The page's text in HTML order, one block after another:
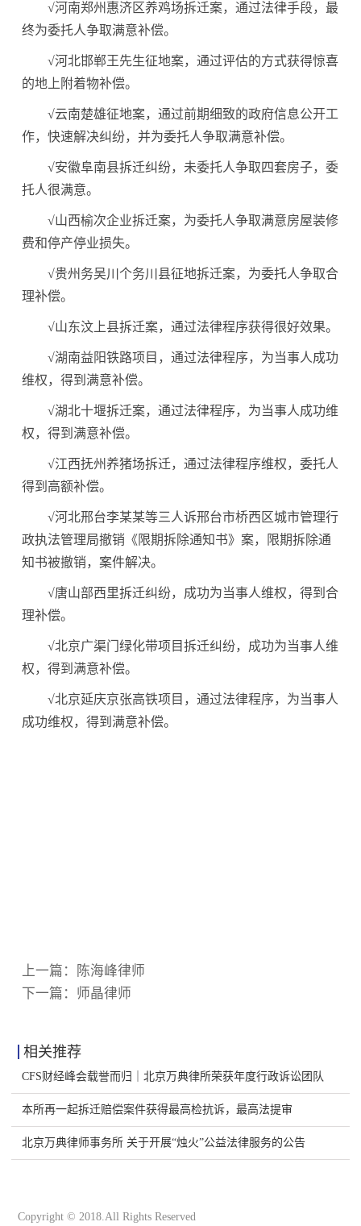
√河南郑州惠济区养鸡场拆迁案，通过法律手段，最
终为委托人争取满意补偿。
√河北邯郸王先生征地案，通过评估的方式获得惊喜
的地上附着物补偿。
√云南楚雄征地案，通过前期细致的政府信息公开工
作，快速解决纠纷，并为委托人争取满意补偿。
√安徽阜南县拆迁纠纷，未委托人争取四套房子，委
托人很满意。
√山西榆次企业拆迁案，为委托人争取满意房屋装修
费和停产停业损失。
√贵州务吴川个务川县征地拆迁案，为委托人争取合
理补偿。
√山东汶上县拆迁案，通过法律程序获得很好效果。
√湖南益阳铁路项目，通过法律程序，为当事人成功
维权，得到满意补偿。
√湖北十堰拆迁案，通过法律程序，为当事人成功维
权，得到满意补偿。
√江西抚州养猪场拆迁，通过法律程序维权，委托人
得到高额补偿。
√河北邢台李某某等三人诉邢台市桥西区城市管理行
政执法管理局撤销《限期拆除通知书》案，限期拆除通
知书被撤销，案件解决。
√唐山部西里拆迁纠纷，成功为当事人维权，得到合
理补偿。
√北京广渠门绿化带项目拆迁纠纷，成功为当事人维
权，得到满意补偿。
√北京延庆京张高铁项目，通过法律程序，为当事人
成功维权，得到满意补偿。
上一篇：
陈海峰律师
下一篇： 师晶律师
相关推荐
CFS财经峰会载誉而归｜北京万典律所荣获年度行政诉讼团队
本所再一起拆迁赔偿案件获得最高检抗诉，最高法提审
北京万典律师事务所 关于开展“烛火”公益法律服务的公告
Copyright © 2018.All Rights Reserved